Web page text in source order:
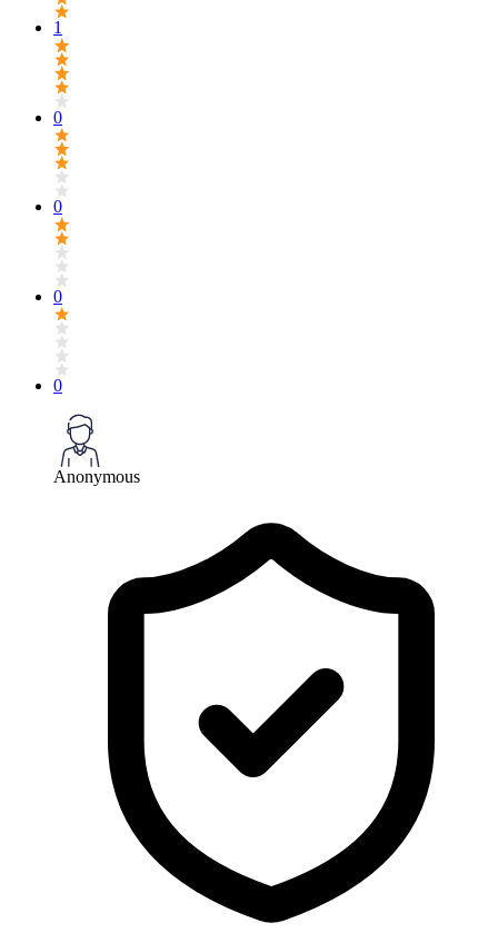
1
0
0
0
0
Anonymous